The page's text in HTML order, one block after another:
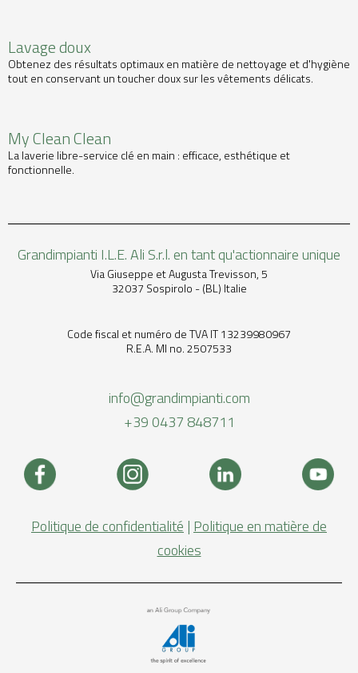
Lavage doux
Obtenez des résultats optimaux en matière de nettoyage et d'hygiène
tout en conservant un toucher doux sur les vêtements délicats.
My Clean Clean
La laverie libre-service clé en main : efficace, esthétique et
fonctionnelle.
Grandimpianti I.L.E. Ali S.r.l. en tant qu'actionnaire unique
Via Giuseppe et Augusta Trevisson, 5
32037 Sospirolo - (BL) Italie
Code fiscal et numéro de TVA IT 13239980967
R.E.A. MI no. 2507533
info@grandimpianti.com
+39 0437 848711
Politique de confidentialité|Politique en matière de
cookies